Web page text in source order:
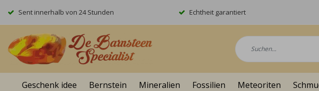
Sent innerhalb von 24 Stunden Echtheit garantiert
Geschenk idee Bernstein Mineralien Fossilien Meteoriten